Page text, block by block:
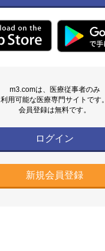
m3.comは、医療従事者のみ
利用可能な医療専門サイトです。
会員登録は無料です。
ログイン
新規会員登録